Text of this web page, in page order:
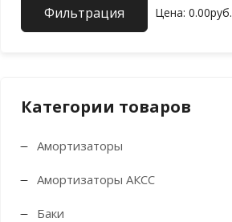
Фильтрация Цена: 0.00руб.
Категории товаров
Амортизаторы
Амортизаторы АКСС
Баки